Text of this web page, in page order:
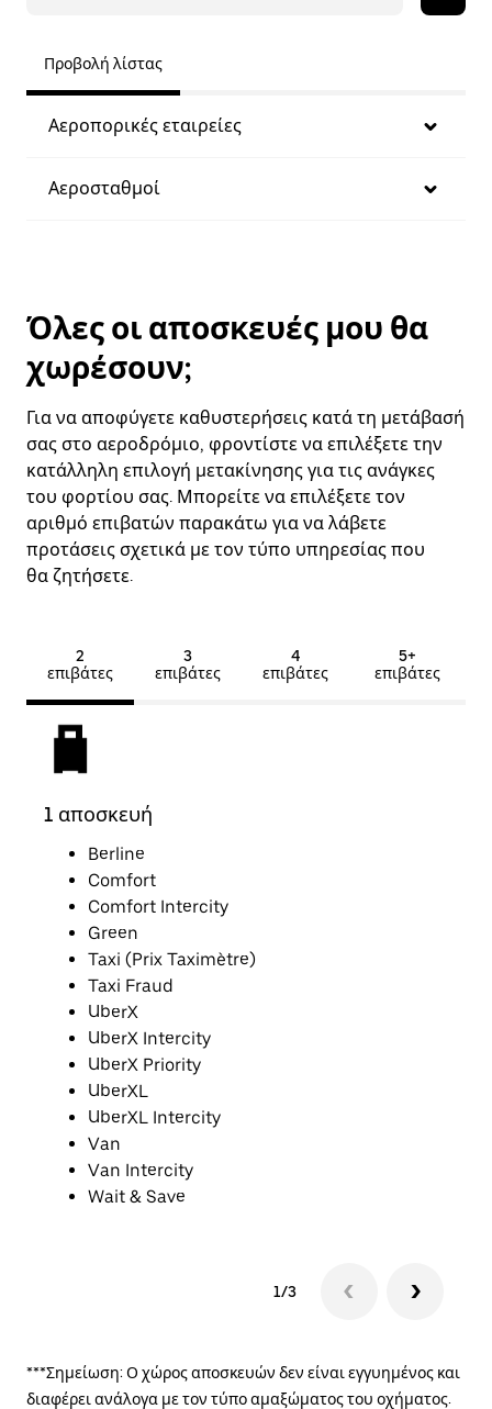
Προβολή λίστας
Αεροπορικές εταιρείες
Αεροσταθμοί
Όλες οι αποσκευές μου θα
χωρέσουν;
Για να αποφύγετε καθυστερήσεις κατά τη μετάβασή
σας στο αεροδρόμιο, φροντίστε να επιλέξετε την
κατάλληλη επιλογή μετακίνησης για τις ανάγκες
του φορτίου σας. Μπορείτε να επιλέξετε τον
αριθμό επιβατών παρακάτω για να λάβετε
προτάσεις σχετικά με τον τύπο υπηρεσίας που
θα ζητήσετε.
2
επιβάτες
3
επιβάτες
4
επιβάτες
5+
επιβάτες
1 αποσκευή
Berline
Comfort
Comfort Intercity
Green
Taxi (Prix Taximètre)
Taxi Fraud
UberX
UberX Intercity
UberX Priority
UberXL
UberXL Intercity
Van
Van Intercity
Wait & Save
1/3
***Σημείωση: Ο χώρος αποσκευών δεν είναι εγγυημένος και
διαφέρει ανάλογα με τον τύπο αμαξώματος του οχήματος.